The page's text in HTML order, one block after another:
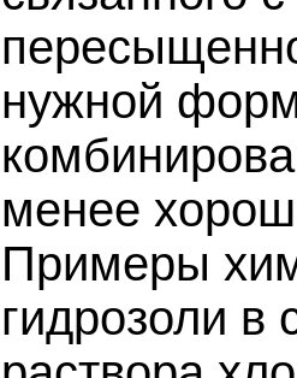
нужной
менее
Примеры
гидрозоли в